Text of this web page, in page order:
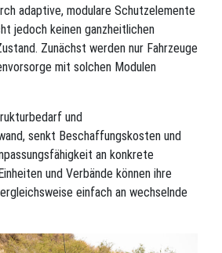
adaptive, modulare Schutzelemente
jedoch keinen ganzheitlichen
Zunächst werden nur Fahrzeuge
mit solchen Modulen
und
senkt Beschaffungskosten und
an konkrete
und Verbände können ihre
einfach an wechselnde